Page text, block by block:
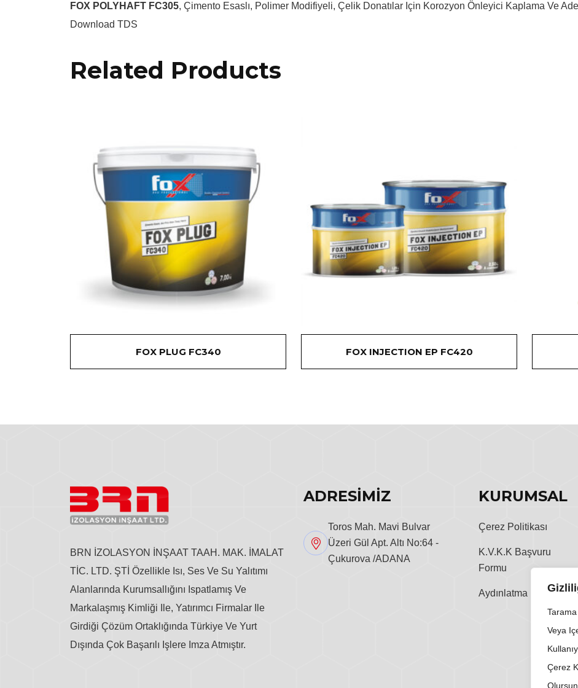
Veya
Çerez
FOX POLYHAFT FC305, Çimento Esaslı, Polimer Modifiyeli, Çelik Donatılar Için Korozyon Önleyici Kaplama Ve
Download TDS
Related Products
FOX PLUG FC340 FOX INJECTION EP FC420
BRN İZOLASYON İNŞAAT TAAH. MAK. İMALAT
TİC. LTD. ŞTİ Özellikle Isı, Ses Ve Su Yalıtımı
Alanlarında Kurumsallığını Ispatlamış Ve
Markalaşmış Kimliği Ile, Yatırımcı Firmalar Ile
Girdiği Çözüm Ortaklığında Türkiye Ve Yurt
Dışında Çok Başarılı Işlere Imza Atmıştır.
ADRESİMİZ
Toros Mah. Mavi Bulvar
Üzeri Gül Apt. Altı No:64 -
Çukurova /ADANA
KURUMSAL
Çerez Politikası
K.V.K.K Başvuru
Formu
Aydınlatma Metni